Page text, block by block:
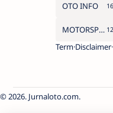
OTO INFO
MOTORSPORT
Term Disclaimer
2026. Jurnaloto.com.